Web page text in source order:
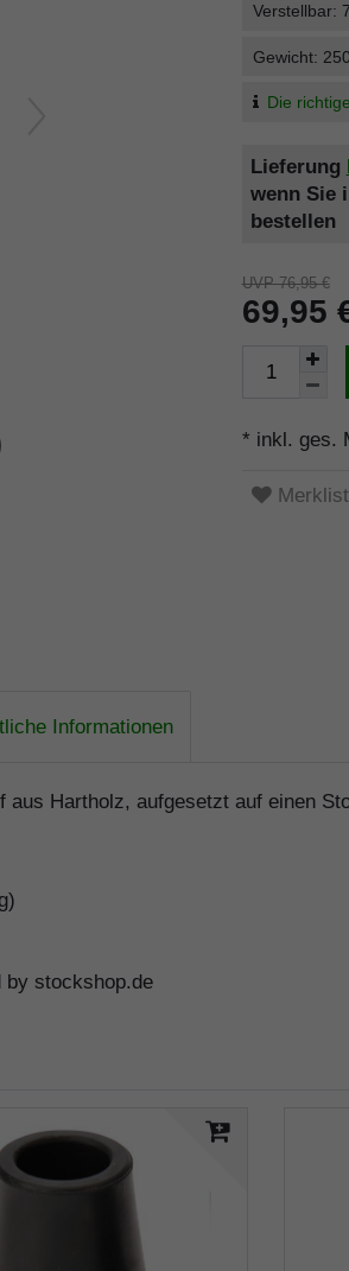
Verstellbar:
Gewicht:
Die
Lieferung
wenn Sie
bestellen
UVP 76,95 €
69,95
* inkl. ges.
Informationen
Hartholz, aufgesetzt auf einen
by stockshop.de